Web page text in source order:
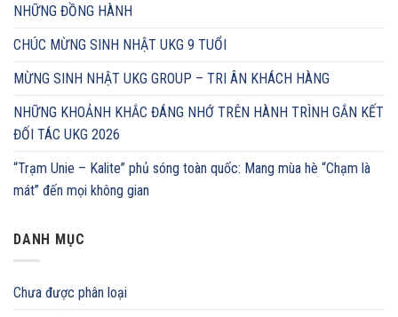
NHỮNG ĐỒNG HÀNH
CHÚC MỪNG SINH NHẬT UKG 9 TUỔI
MỪNG SINH NHẬT UKG GROUP – TRI ÂN KHÁCH HÀNG
NHỮNG KHOẢNH KHẮC ĐÁNG NHỚ TRÊN HÀNH TRÌNH GẮN KẾT
ĐỐI TÁC UKG 2026
“Trạm Unie – Kalite” phủ sóng toàn quốc: Mang mùa hè “Chạm là
mát” đến mọi không gian
DANH MỤC
Chưa được phân loại